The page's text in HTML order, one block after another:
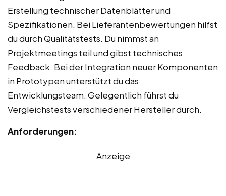
Erstellung technischer Datenblätter und
Spezifikationen. Bei Lieferantenbewertungen hilfst
du durch Qualitätstests. Du nimmst an
Projektmeetings teil und gibst technisches
Feedback. Bei der Integration neuer Komponenten
in Prototypen unterstützt du das
Entwicklungsteam. Gelegentlich führst du
Vergleichstests verschiedener Hersteller durch.
Anforderungen:
Anzeige